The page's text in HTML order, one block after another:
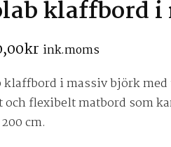
klaffbord
kr ink.moms
klaffbord i massiv björk
flexibelt matbord som
cm.